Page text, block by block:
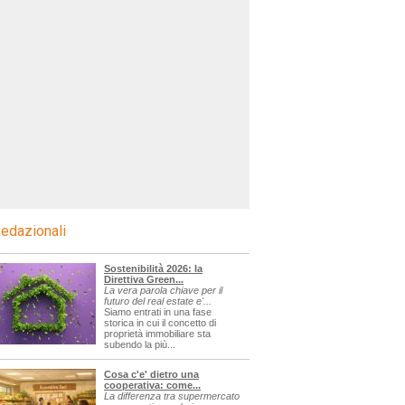
Sostenibilità 2026: la
Direttiva Green...
La vera parola chiave per il
futuro del real estate e'...
Siamo entrati in una fase
storica in cui il concetto di
proprietà immobiliare sta
subendo la più...
Cosa c'e' dietro una
cooperativa: come...
La differenza tra supermercato